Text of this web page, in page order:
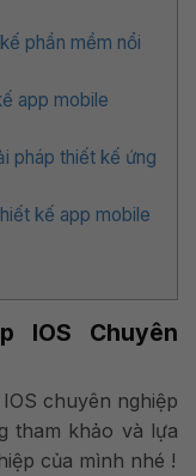
phần mềm nổi
app mobile
pháp thiết kế ứng
kế app mobile
IOS Chuyên
chuyên nghiệp
tham khảo và lựa
của mình nhé !